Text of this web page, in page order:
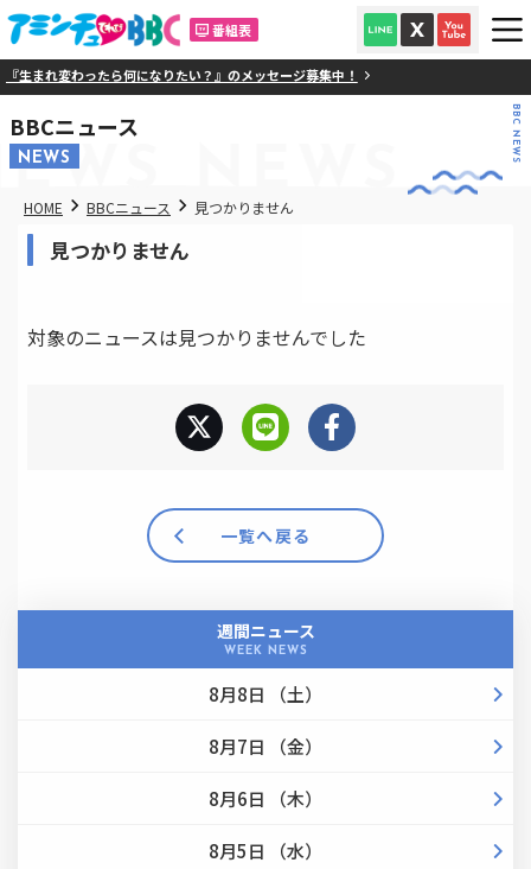
番組表
生まれ変わったら何になりたい？』のメッセージ募集中！
BBCニュース
NEWS BBC NEWS
HOME BBCニュース 見つかりません
見つかりません
対象のニュースは見つかりませんでした
一覧へ戻る
週間ニュース
WEEK NEWS
8月8日 （土）
8月7日 （金）
8月6日 （木）
8月5日 （水）